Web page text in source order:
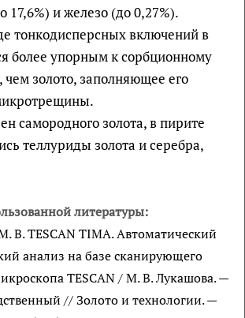
17,6%) и железо (до 0,27%).
тонкодисперсных включений в
более упорным к сорбционному
золото, заполняющее его
самородного золота, в пирите
теллуриды золота и серебра,
литературы:
В. TESCAN TIMA. Автоматический
анализ на базе сканирующего
TESCAN / М. В. Лукашова. —
// Золото и технологии. —